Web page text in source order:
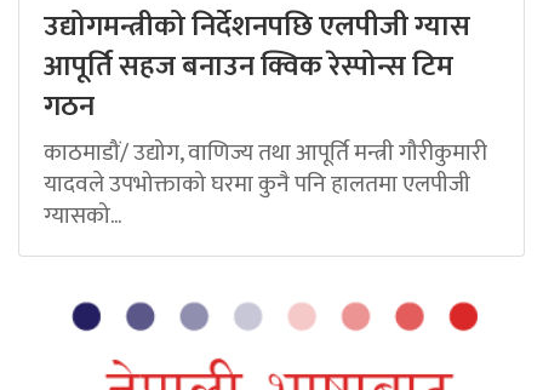
उद्योगमन्त्रीको निर्देशनपछि एलपीजी ग्यास
आपूर्ति सहज बनाउन क्विक रेस्पोन्स टिम
गठन
काठमाडौं/ उद्योग, वाणिज्य तथा आपूर्ति मन्त्री गौरीकुमारी
यादवले उपभोक्ताको घरमा कुनै पनि हालतमा एलपीजी
ग्यासको...